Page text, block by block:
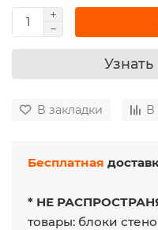
В закладки В
Бесплатная
* НЕ
товары: блоки